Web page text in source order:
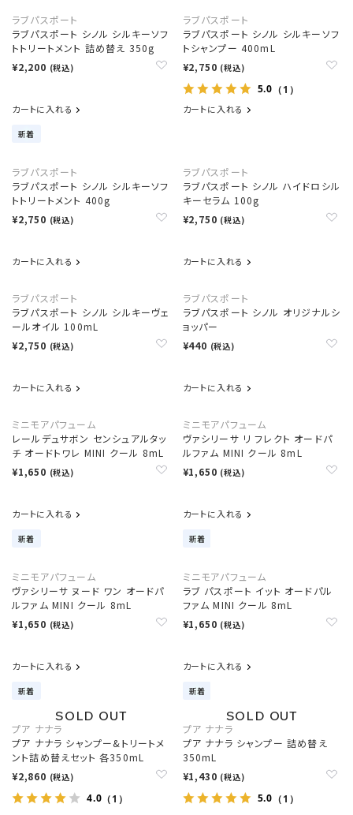
ラブパスポート
ラブパスポート シノル シルキーソフ
トトリートメント 詰め替え 350g
¥2,200 (税込)
カートに入れる
新着
ラブパスポート
ラブパスポート シノル シルキーソフ
トシャンプー 400mL
¥2,750 (税込)
5.0 （1）
カートに入れる
ラブパスポート
ラブパスポート シノル シルキーソフ
トトリートメント 400g
¥2,750 (税込)
カートに入れる
ラブパスポート
ラブパスポート シノル ハイドロシル
キーセラム 100g
¥2,750 (税込)
カートに入れる
ラブパスポート
ラブパスポート シノル シルキーヴェ
ールオイル 100mL
¥2,750 (税込)
カートに入れる
ラブパスポート
ラブパスポート シノル オリジナルシ
ョッパー
¥440 (税込)
カートに入れる
ミニモアパフューム
レールデュサボン センシュアルタッ
チ オードトワレ MINI クール 8mL
¥1,650 (税込)
カートに入れる
新着
ミニモアパフューム
ヴァシリーサ リ フレクト オードパ
ルファム MINI クール 8mL
¥1,650 (税込)
カートに入れる
新着
ミニモアパフューム
ヴァシリーサ ヌード ワン オードパ
ルファム MINI クール 8mL
¥1,650 (税込)
カートに入れる
新着
ミニモアパフューム
ラブ パスポート イット オードパル
ファム MINI クール 8mL
¥1,650 (税込)
カートに入れる
新着
プア ナナラ
プア ナナラ シャンプー&トリートメ
ント詰め替えセット 各350mL
¥2,860 (税込)
4.0 （1）
プア ナナラ
プア ナナラ シャンプー 詰め替え
350mL
¥1,430 (税込)
5.0 （1）